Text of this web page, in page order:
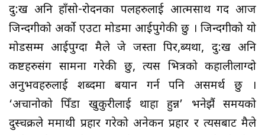
दु:ख अनि हाँसो-रोदनका पलहरुलाई आत्मसाथ गर्दै आज
जिन्दगीको अर्को एउटा मोडमा आईपुगेकी छु । जिन्दगीको यो
मोडसम्म आईपुग्दा मैले जे जस्ता पिर,ब्यथा, दु:ख अनि
कष्टहरुसंग सामना गरेकी छु, त्यस भित्रको कहालीलाग्दो
अनुभवहरुलाई शब्दमा बयान गर्न पनि असमर्थ छु ।
‘अचानोको पिँडा खुकुरीलाई थाहा हुन्न’ भनेझैं समयको
दुस्चक्रले ममाथी प्रहार गरेको अनेकन प्रहार र त्यसबाट मैले